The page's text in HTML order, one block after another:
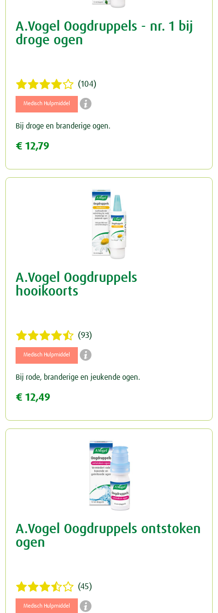
A.Vogel Oogdruppels - nr. 1 bij
droge ogen
(104)
Medisch Hulpmiddel 
Bij droge en branderige ogen.
€ 12,79
A.Vogel Oogdruppels
hooikoorts
(93)
Medisch Hulpmiddel 
Bij rode, branderige en jeukende ogen.
€ 12,49
A.Vogel Oogdruppels ontstoken
ogen
(45)
Medisch Hulpmiddel 